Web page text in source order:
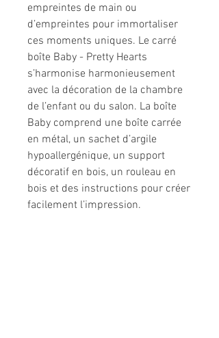
empreintes de main ou
d’empreintes pour immortaliser
ces moments uniques. Le carré
boîte Baby - Pretty Hearts
s’harmonise harmonieusement
avec la décoration de la chambre
de l’enfant ou du salon. La boîte
Baby comprend une boîte carrée
en métal, un sachet d’argile
hypoallergénique, un support
décoratif en bois, un rouleau en
bois et des instructions pour créer
facilement l’impression.